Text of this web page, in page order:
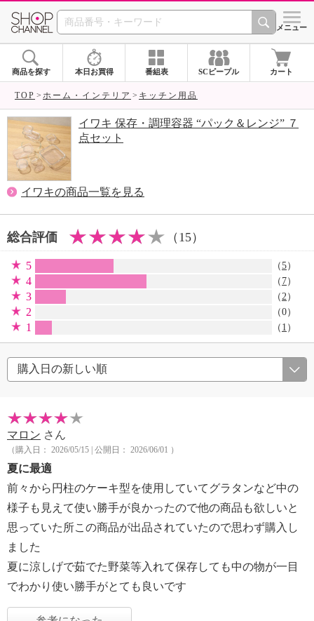
SHOP CHANNEL シメニュー
商品を探す 本日お買得 番組表 SCピープル カート
TOP ホーム・インテリア キッチン用品
イワキ 保存・調理容器 “パック＆レンジ” ７
点セット
イワキの商品一覧を見る
総合評価 （15）
5 （5）
4 （ 7）
3 （2）
2 （0）
1 （ 1 ）
マロン さん
（購入日： 2026/05/15 | 公開日： 2026/06/01 ）
夏に最適
前々から円柱のケーキ型を使用していてグラタンなど中の
様子も見えて使い勝手が良かったので他の商品も欲しいと
思っていた所この商品が出品されていたので思わず購入し
ました
夏に涼しげで茹でた野菜等入れて保存しても中の物が一目
でわかり使い勝手がとても良いです